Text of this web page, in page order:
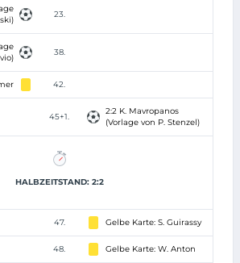
23.
38.
42.
45+1.
2:2 K. Mavropanos
(Vorlage von P. Stenzel)
HALBZEITSTAND: 2:2
47. Gelbe Karte: S. Guirassy
48. Gelbe Karte: W. Anton